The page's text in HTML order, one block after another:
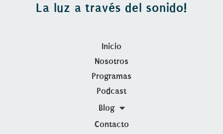
La luz a través del sonido!
Inicio
Nosotros
Programas
Podcast
Blog
Contacto